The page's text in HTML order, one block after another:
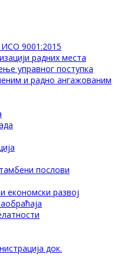
9001:2015
радних места
управног поступка
и радно ангажованим
послови
економски развој
док.